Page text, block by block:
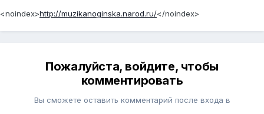
<noindex>http://muzikanoginska.narod.ru/</noindex>
Пожалуйста, войдите, чтобы
комментировать
Вы сможете оставить комментарий после входа в